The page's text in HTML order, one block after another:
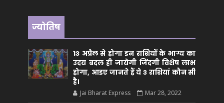
ज्योतिष
13 अप्रैल से होगा इन राशियों के भाग्य का
उदय बदल ही जायेगी जिंदगी विशेष लाभ
होगा, आइए जानते हैं ये 3 राशियां कौन सीं
है।
Jai Bharat Express Mar 28, 2022